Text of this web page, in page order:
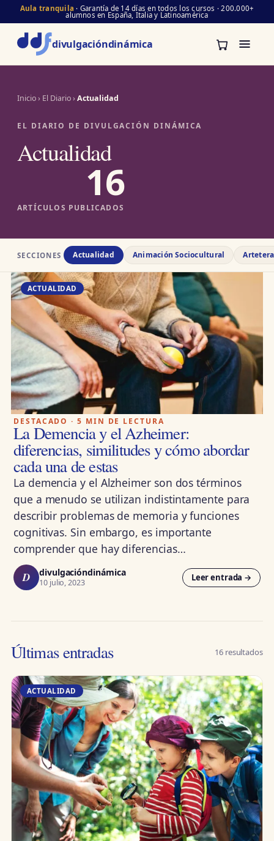
Aula tranquila · Garantía de 14 días en todos los cursos · 200.000+
alumnos en España, Italia y Latinoamérica
divulgacióndinámica
Inicio› El Diario›Actualidad
EL DIARIO DE DIVULGACIÓN DINÁMICA
Actualidad
16
ARTÍCULOS PUBLICADOS
SECCIONES Actualidad Animación Sociocultural
ACTUALIDAD
DESTACADO · 5 MIN DE LECTURA
La Demencia y el Azheimer:
diferencias, similitudes y cómo abordar
cada una de estas
La demencia y el Alzheimer son dos términos
que a menudo se utilizan indistintamente para
describir problemas de memoria y funciones
cognitivas. Sin embargo, es importante
comprender que hay diferencias…
D
divulgacióndinámica
10 julio, 2023 Leer entrada →
Últimas entradas 16 resultados
ACTUALIDAD